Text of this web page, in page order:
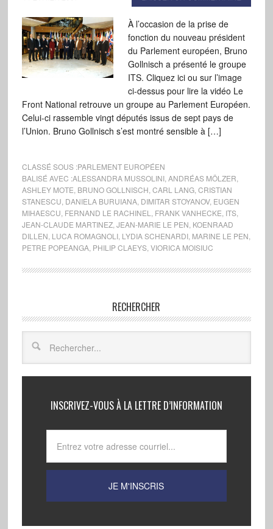
À l’occasion de la prise de
fonction du nouveau président
du Parlement européen, Bruno
Gollnisch a présenté le groupe
ITS. Cliquez ici ou sur l’image
ci-dessus pour lire la vidéo Le
Front National retrouve un groupe au Parlement Européen.
Celui-ci rassemble vingt députés issus de sept pays de
l’Union. Bruno Gollnisch s’est montré sensible à […]
CLASSÉ SOUS :PARLEMENT EUROPÉEN
BALISÉ AVEC :ALESSANDRA MUSSOLINI, ANDRÉAS MÖLZER
ASHLEY MOTE BRUNO GOLLNISCH CARL LANG, CRISTIAN
STANESCU DANIELA BURUIANA, DIMITAR STOYANOV, EUGEN
MIHAESCU FERNAND LE RACHINEL FRANK VANHECKE ITS,
JEAN-CLAUDE MARTINEZ, JEAN-MARIE LE PEN KOENRAAD
DILLEN LUCA ROMAGNOLI, LYDIA SCHENARDI, MARINE LE PEN
PETRE POPEANGA, PHILIP CLAEYS, VIORICA MOISIUC
RECHERCHER
INSCRIVEZ-VOUS À LA LETTRE D’INFORMATION